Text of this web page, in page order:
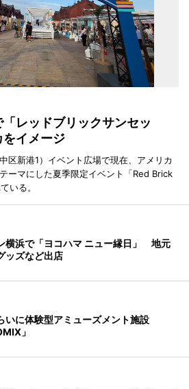
レッドブリックサンセッ
をイメージ
区新港1）イベント広場で現在、アメリカ
ーマにした夏季限定イベント「Red Brick
いる。
横浜で「ヨコハマ ニュー縁日」 地元
ッズなど出店
いに体験型アミューズメント施設
」